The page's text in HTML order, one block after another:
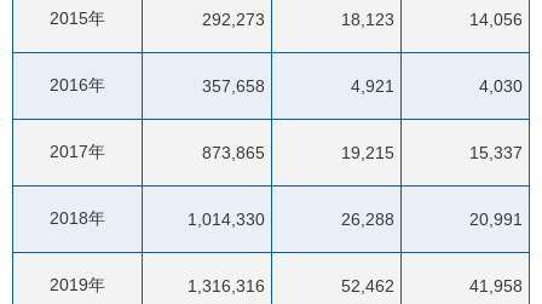
2015年 292,273 18,123 14,056
2016年 357,658 4,921 4,030
2017年 873,865 19,215 15,337
2018年 1,014,330 26,288 20,991
2019年 1,316,316 52,462 41,958